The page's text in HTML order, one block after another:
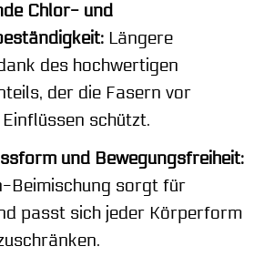
Chlor- und
Längere
des hochwertigen
der die Fasern vor
schützt.
und Bewegungsfreiheit:
Beimischung sorgt für
passt sich jeder Körperform